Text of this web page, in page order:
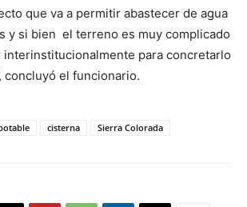
que va a permitir abastecer de agua
y si bien el terreno es muy complicado
interinstitucionalmente para concretarlo
concluyó el funcionario.
cisterna Sierra Colorada